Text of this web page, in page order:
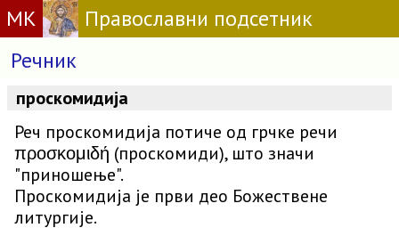
МК
Православни подсетник
Речник
проскомидија
Реч проскомидија потиче од грчке речи
προσκομιδή (проскомиди), што значи
"приношење".
Проскомидија је први део Божествене
литургије.